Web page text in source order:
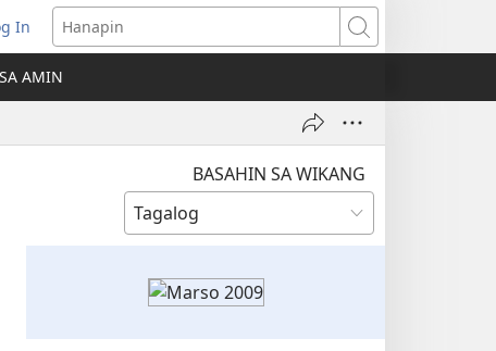
In
Hanapin
AMIN
BASAHIN SA WIKANG